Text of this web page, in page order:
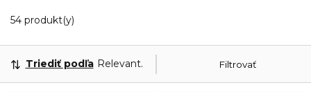
54 produkt(y)
Filtrovať
Triediť podľa Relevantnosť